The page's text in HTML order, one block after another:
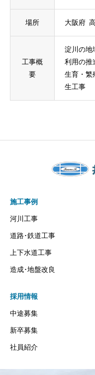
場所 大阪府
工事概
要
淀川の地
利用の推
生育・繁
生工事
施工事例
河川工事
道路･鉄道工事
上下水道工事
造成･地盤改良
採用情報
中途募集
新卒募集
社員紹介